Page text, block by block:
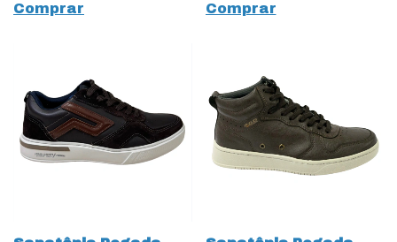
Comprar
Comprar